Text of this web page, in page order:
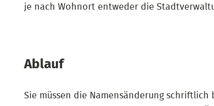
je nach Wohnort entweder die
Ablauf
Sie müssen die Namensänderung